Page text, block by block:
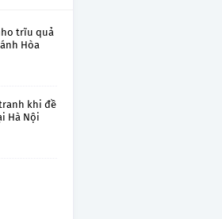
trĩu quả
Hòa
khi đề
Hà Nội